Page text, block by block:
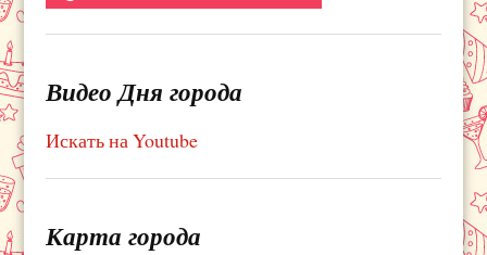
Видео Дня города
Искать на Youtube
Карта города